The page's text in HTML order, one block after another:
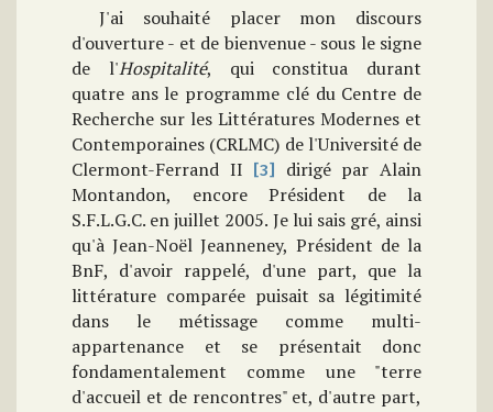
J'ai souhaité placer mon discours
d'ouverture - et de bienvenue - sous le signe
de l'Hospitalité, qui constitua durant
quatre ans le programme clé du Centre de
Recherche sur les Littératures Modernes et
Contemporaines (CRLMC) de l'Université de
Clermont-Ferrand II
[3]
dirigé par Alain
Montandon, encore Président de la
S.F.L.G.C. en juillet 2005. Je lui sais gré, ainsi
qu'à Jean-Noël Jeanneney, Président de la
BnF, d'avoir rappelé, d'une part, que la
littérature comparée puisait sa légitimité
dans le métissage comme multi-
appartenance et se présentait donc
fondamentalement comme une "terre
d'accueil et de rencontres" et, d'autre part,